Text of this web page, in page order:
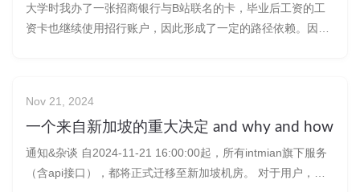
大学时我办了一张招商银行与B站联名的卡，毕业后工资的工
资卡也继续使用招行账户，因此形成了一定的路径依赖。因为
额不对劲。经过研究，
Nov 21, 2024
一个来自新加坡的重大决定 and why and how
通知&杂谈 自2024-11-21 16:00:00起，所有intmian旗下服务
（含api接口），都将正式迁移至新加坡机房。 对于用户，本